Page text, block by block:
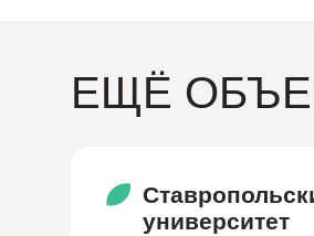
ЕЩЁ
университет